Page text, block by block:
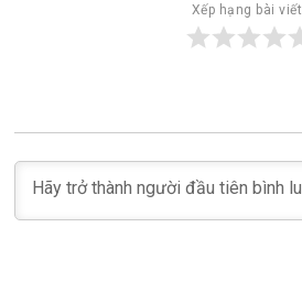
Xếp hạng bài viết